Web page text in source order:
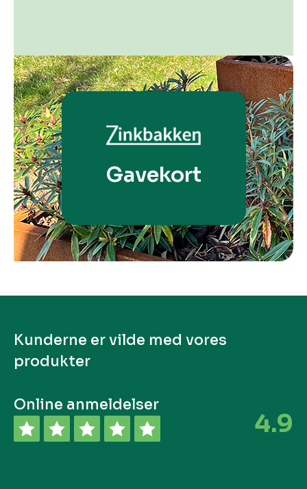
Gavekort
Kunderne er vilde med vores
produkter
Online anmeldelser
4.9